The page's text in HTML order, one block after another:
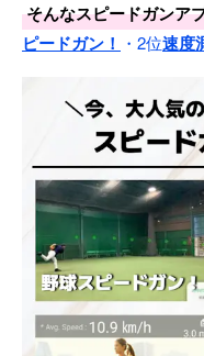
そんなスピードガンア
ピードガン！ ・2位速度